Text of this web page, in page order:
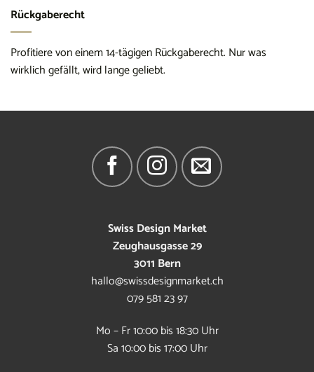
Rückgaberecht
Profitiere von einem 14-tägigen Rückgaberecht. Nur was
wirklich gefällt, wird lange geliebt.
Swiss Design Market
Zeughausgasse 29
3011 Bern
hallo@swissdesignmarket.ch
079 581 23 97
Mo – Fr 10:00 bis 18:30 Uhr
Sa 10:00 bis 17:00 Uhr